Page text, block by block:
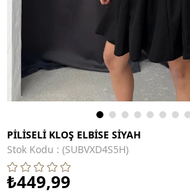
PİLİSELİ KLOŞ ELBİSE SİYAH
Stok Kodu
(SUBVXD4S5H)
₺449,99